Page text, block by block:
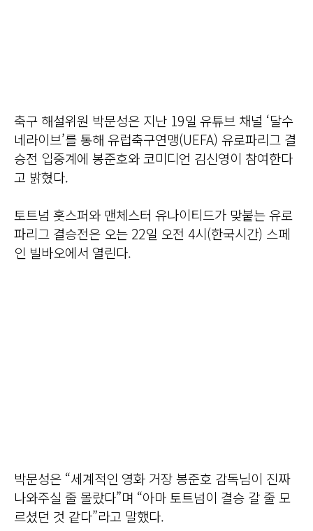
축구 해설위원 박문성은 지난 19일 유튜브 채널 ‘달수
네라이브’를 통해 유럽축구연맹(UEFA) 유로파리그 결
승전 입중계에 봉준호와 코미디언 김신영이 참여한다
고 밝혔다.
토트넘 홋스퍼와 맨체스터 유나이티드가 맞붙는 유로
파리그 결승전은 오는 22일 오전 4시(한국시간) 스페
인 빌바오에서 열린다.
박문성은 “세계적인 영화 거장 봉준호 감독님이 진짜
나와주실 줄 몰랐다”며 “아마 토트넘이 결승 갈 줄 모
르셨던 것 같다”라고 말했다.